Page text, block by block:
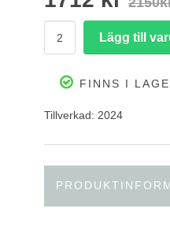
FINNS I
Tillverkad: 2024